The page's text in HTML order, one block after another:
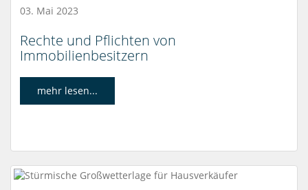
03. Mai 2023
Rechte und Pflichten von
Immobilienbesitzern
mehr lesen...